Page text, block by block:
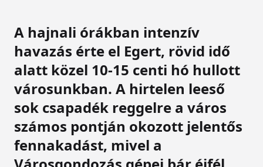
A hajnali órákban intenzív
havazás érte el Egert, rövid idő
alatt közel 10-15 centi hó hullott
városunkban. A hirtelen leeső
sok csapadék reggelre a város
számos pontján okozott jelentős
fennakadást, mivel a